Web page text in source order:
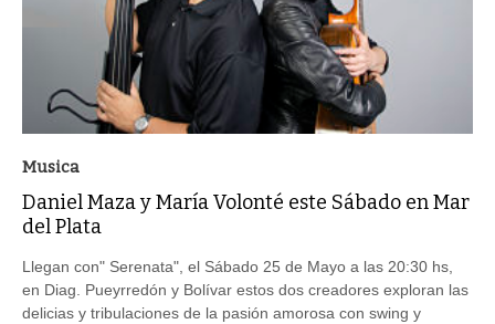
Musica
Daniel Maza y María Volonté este Sábado en Mar
del Plata
Llegan con" Serenata", el Sábado 25 de Mayo a las 20:30 hs,
en Diag. Pueyrredón y Bolívar estos dos creadores exploran las
delicias y tribulaciones de la pasión amorosa con swing y